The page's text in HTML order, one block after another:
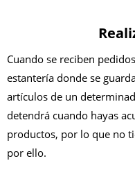
Cuando se reciben
estantería donde se
artículos de un
detendrá cuando hayas
productos, por lo que no
por ello.